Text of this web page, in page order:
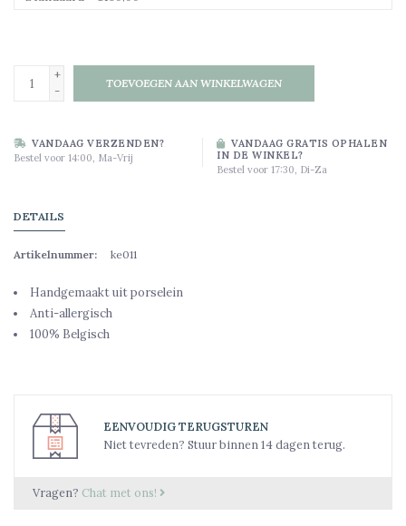
+
-
TOEVOEGEN AAN WINKELWAGEN
VANDAAG VERZENDEN?
Bestel voor 14:00, Ma-Vrij
VANDAAG GRATIS OPHALEN
IN DE WINKEL?
Bestel voor 17:30, Di-Za
DETAILS
Artikelnummer: ke011
Handgemaakt uit porselein
Anti-allergisch
100% Belgisch
EENVOUDIG TERUGSTUREN
Niet tevreden? Stuur binnen 14 dagen terug.
Vragen? Chat met ons!